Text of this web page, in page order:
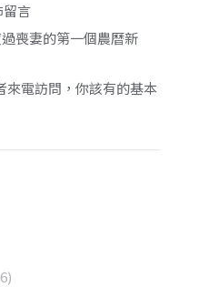
留言
喪妻的第一個農曆新
來電訪問，你該有的基本